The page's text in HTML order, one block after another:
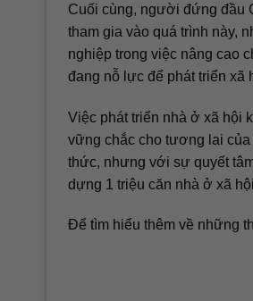
Cuối cùng, người đứng đầu
tham gia vào quá trình này,
nghiệp trong việc nâng cao
đang nỗ lực để phát triển xã
Việc phát triển nhà ở xã hội
vững chắc cho tương lai của
thức, nhưng với sự quyết
dựng 1 triệu căn nhà ở xã
Để tìm hiểu thêm về những